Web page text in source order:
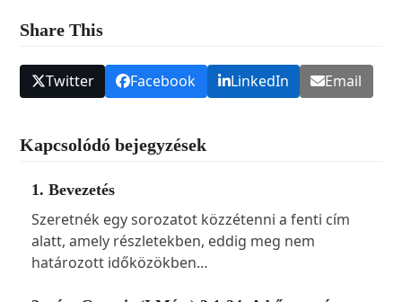
Share This
Twitter Facebook LinkedIn Email
Kapcsolódó bejegyzések
1. Bevezetés
Szeretnék egy sorozatot közzétenni a fenti cím
alatt, amely részletekben, eddig meg nem
határozott időközökben…